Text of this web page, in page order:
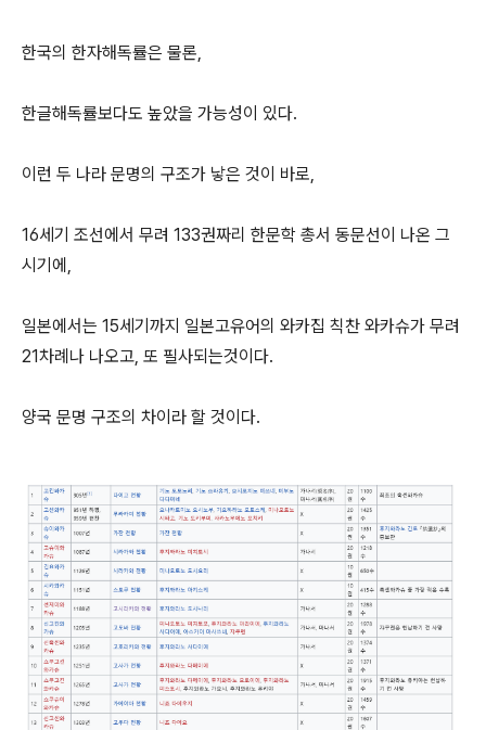
한국의 한자해독률은 물론,
한글해독률보다도 높았을 가능성이 있다.
이런 두 나라 문명의 구조가 낳은 것이 바로,
16세기 조선에서 무려 133권짜리 한문학 총서 동문선이 나온 그
시기에,
일본에서는 15세기까지 일본고유어의 와카집 칙찬 와카슈가 무려
21차례나 나오고, 또 필사되는것이다.
양국 문명 구조의 차이라 할 것이다.